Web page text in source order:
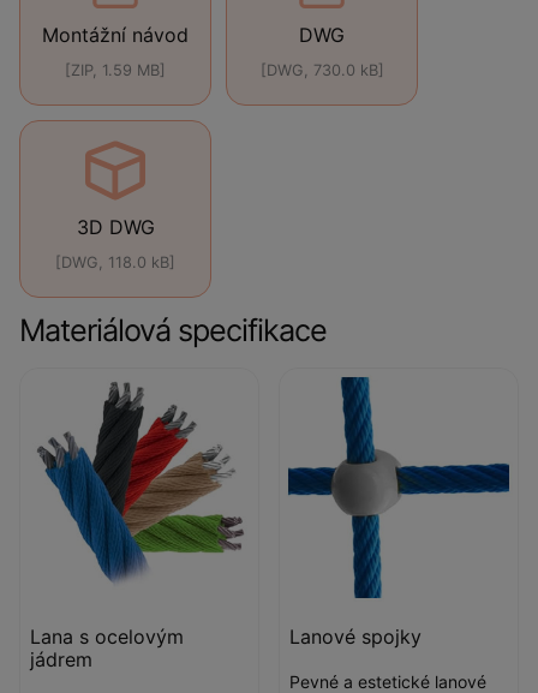
Montážní návod
[ZIP, 1.59 MB]
DWG
[DWG, 730.0 kB]
3D DWG
[DWG, 118.0 kB]
Materiálová specifikace
Lana s ocelovým
jádrem
Lanové spojky
Pevné a estetické lanové